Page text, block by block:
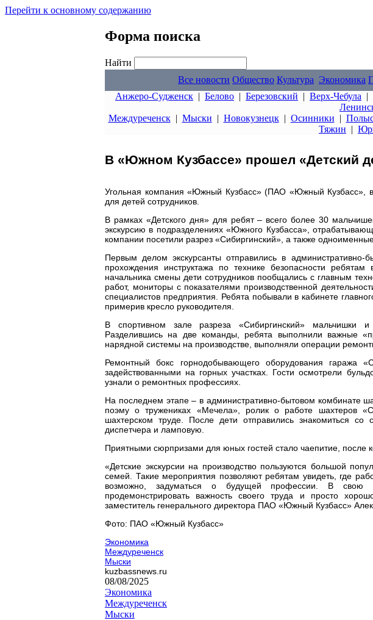
Перейти к основному содержанию
Форма поиска
Найти
Все новости Общество Культура Экономика
Анжеро-Судженск | Белово | Березовский | Верх-Чебула |
Междуреченск| Мыски | Новокузнецк| Осинники |
Тяжин |
В «Южном Кузбассе» прошел «Детский
Угольная компания «Южный Кузбасс» (ПАО «Южный Кузбасс»,
для детей сотрудников.
В рамках «Детского дня» для ребят – всего более 30
экскурсию в подразделениях «Южного Кузбасса»,
компании посетили разрез «Сибиргинский», а также
Первым делом экскурсанты отправились в административно-
прохождения инструктажа по технике безопасности
начальника смены дети сотрудников пообщались с главным
работ, мониторы с показателями производственной
специалистов предприятия. Ребята побывали в кабинете
примерив кресло руководителя.
В спортивном зале разреза «Сибиргинский» мальчишки и
Разделившись на две команды, ребята выполнили важные
нарядной системы на производстве, выполняли операции
Ремонтный бокс горнодобывающего оборудования гаража
задействованными на горных участках. Гости осмотрели
узнали о ремонтных профессиях.
На последнем этапе – в административно-бытовом комбинате
поэму о тружениках «Мечела», ролик о работе шахтеров
шахтерском труде. После дети отправились знакомиться со
диспетчера и ламповую.
Приятными сюрпризами для юных гостей стало чаепитие, после
«Детские экскурсии на производство пользуются большой
семей. Такие мероприятия позволяют ребятам увидеть, где
возможно, задуматься о будущей профессии. В свою
продемонстрировать важность своего труда и просто
заместитель генерального директора ПАО «Южный Кузбасс»
Фото: ПАО «Южный Кузбасс»
Экономика
Междуреченск
Мыски
kuzbassnews.ru
08/08/2025
Экономика
Междуреченск
Мыски